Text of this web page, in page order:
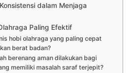
dalam Menjaga
Paling Efektif
hobi olahraga yang paling cepat
berat badan?
berenang aman dilakukan bagi
memiliki masalah saraf terjepit?